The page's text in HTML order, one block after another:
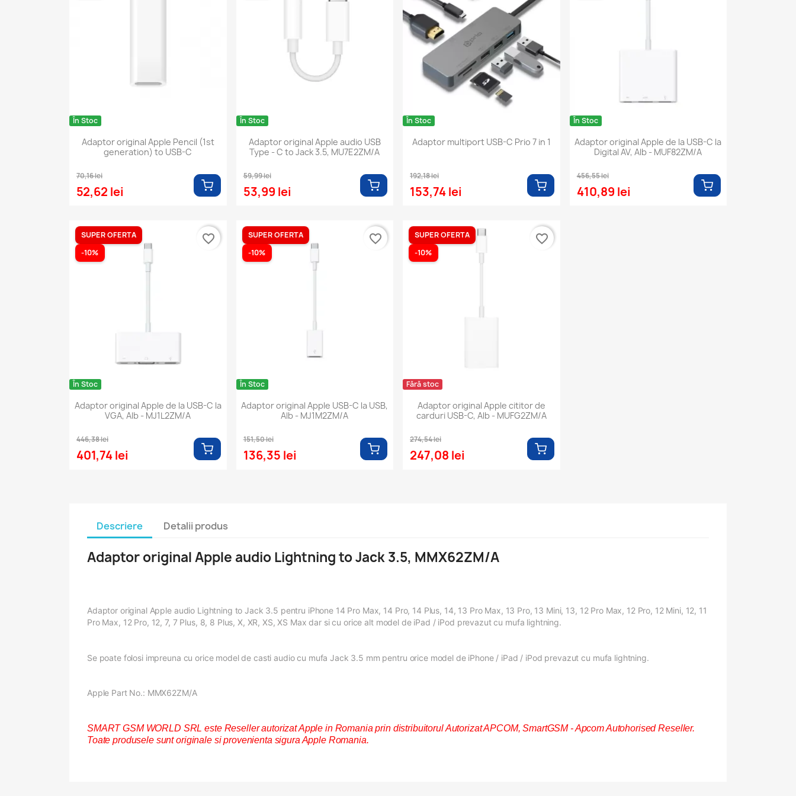
În Stoc
Adaptor original Apple Pencil (1st
generation) to USB-C
70,16 lei
52,62 lei
În Stoc
Adaptor original Apple audio USB
Type - C to Jack 3.5, MU7E2ZM/A
59,99 lei
53,99 lei
În Stoc
Adaptor multiport USB-C Prio 7 in 1
192,18 lei
153,74 lei
În Stoc
Adaptor original Apple de la USB-C la
Digital AV, Alb - MUF82ZM/A
456,55 lei
410,89 lei
În Stoc
Adaptor original Apple de la USB-C la
VGA, Alb - MJ1L2ZM/A
446,38 lei
401,74 lei
SUPER OFERTA
-10%
favorite_border
În Stoc
Adaptor original Apple USB-C la USB,
Alb - MJ1M2ZM/A
151,50 lei
136,35 lei
SUPER OFERTA
-10%
favorite_border
Fără stoc
Adaptor original Apple cititor de
carduri USB-C, Alb - MUFG2ZM/A
274,54 lei
247,08 lei
SUPER OFERTA
-10%
favorite_border
Descriere Detalii produs
Adaptor original Apple audio Lightning to Jack 3.5, MMX62ZM/A
Adaptor original Apple audio Lightning to Jack 3.5 pentru iPhone 14 Pro Max, 14 Pro, 14 Plus, 14, 13 Pro Max, 13 Pro, 13 Mini, 13, 12 Pro Max, 12 Pro, 12 Mini, 12, 11
Pro Max, 12 Pro, 12, 7, 7 Plus, 8, 8 Plus, X, XR, XS, XS Max dar si cu orice alt model de iPad / iPod prevazut cu mufa lightning.
Se poate folosi impreuna cu orice model de casti audio cu mufa Jack 3.5 mm pentru orice model de iPhone / iPad / iPod prevazut cu mufa lightning.
Apple Part No.: MMX62ZM/A
SMART GSM WORLD SRL este Reseller autorizat Apple in Romania prin distribuitorul Autorizat APCOM, SmartGSM - Apcom Autohorised Reseller.
Toate produsele sunt originale si provenienta sigura Apple Romania.